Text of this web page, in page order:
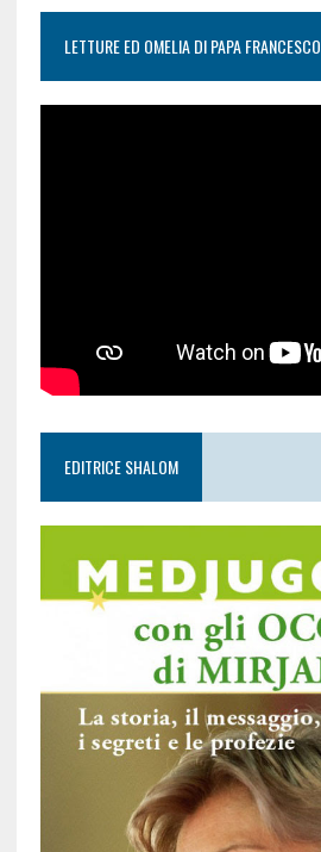
LETTURE ED OMELIA DI PAPA FRANCESCO
EDITRICE SHALOM